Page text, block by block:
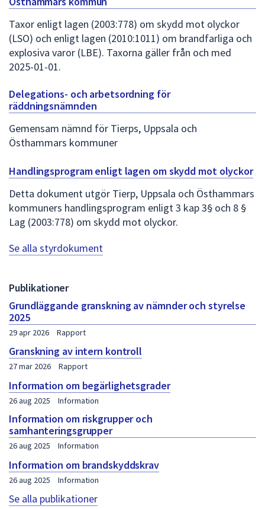
Taxor enligt lagen (2003:778) om skydd mot olyckor
(LSO) och enligt lagen (2010:1011) om brandfarliga och
explosiva varor (LBE). Taxorna gäller från och med
2025-01-01.
Delegations- och arbetsordning för
räddningsnämnden
Gemensam nämnd för Tierps, Uppsala och
Östhammars kommuner
Handlingsprogram enligt lagen om skydd mot olyckor
Detta dokument utgör Tierp, Uppsala och Östhammars
kommuners handlingsprogram enligt 3 kap 3§ och 8 §
Lag (2003:778) om skydd mot olyckor.
Se alla styrdokument
Publikationer
Grundläggande granskning av nämnder och styrelse
2025
29 apr 2026 Rapport
Granskning av intern kontroll
27 mar 2026 Rapport
Information om begärlighetsgrader
26 aug 2025 Information
Information om riskgrupper och
samhanteringsgrupper
26 aug 2025 Information
Information om brandskyddskrav
26 aug 2025 Information
Se alla publikationer